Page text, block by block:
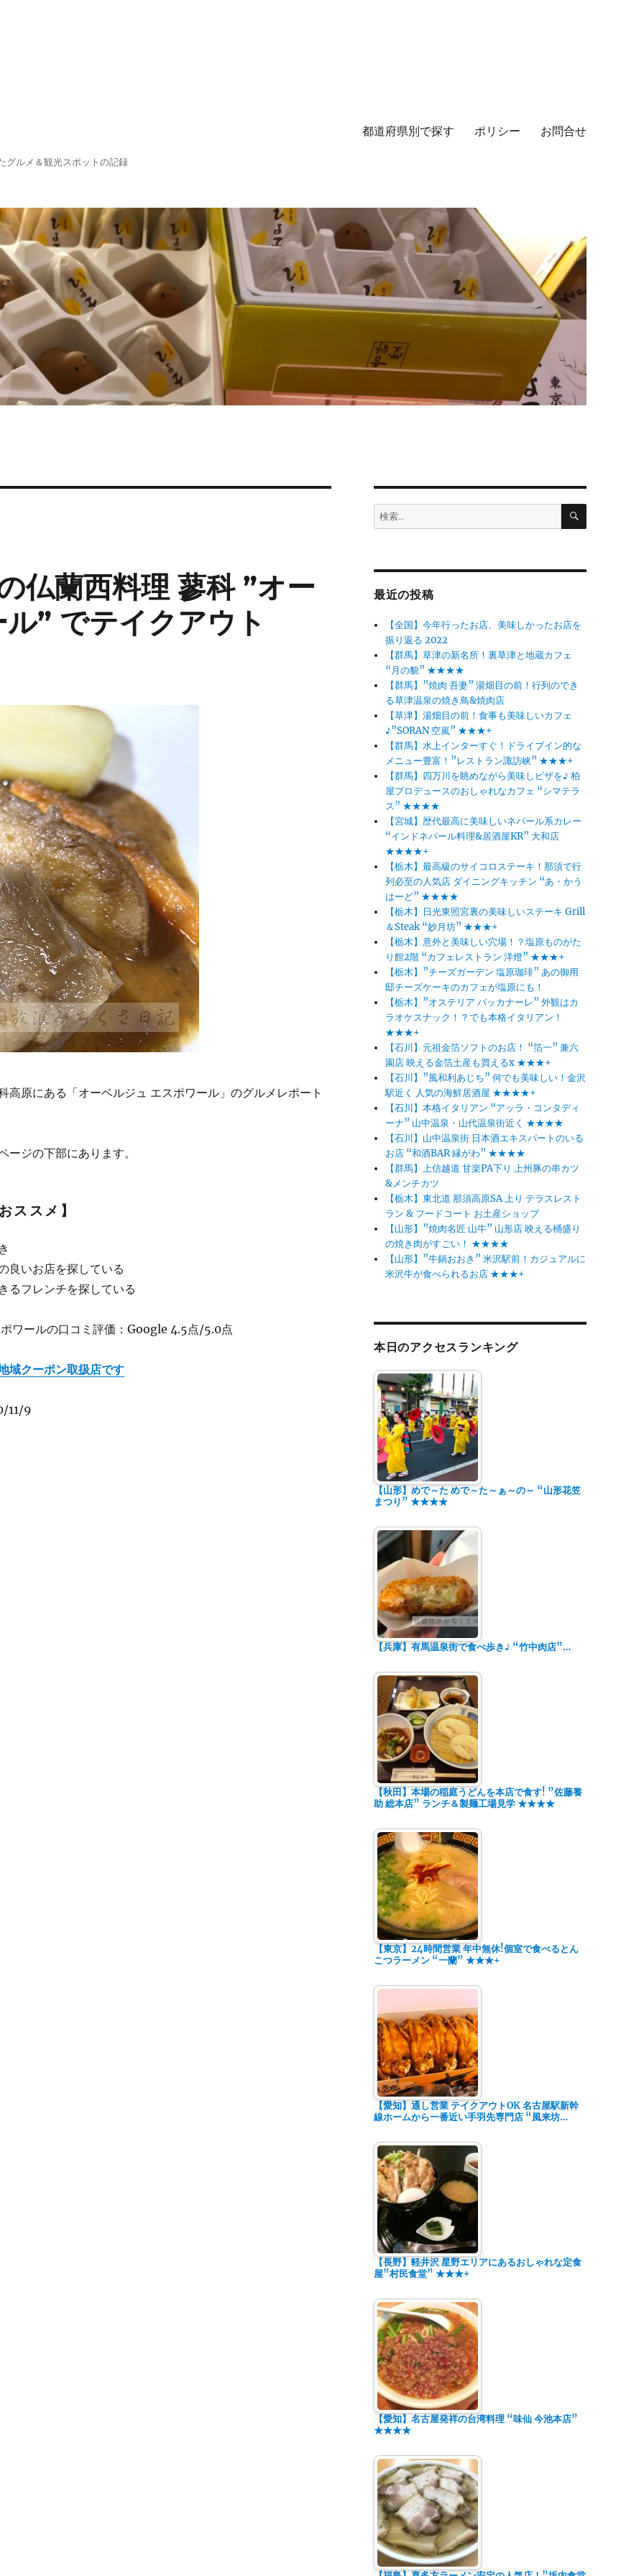
グルメ＆観光スポットの記録
都道府県別で探す ポリシー お問合せ
仏蘭西料理 蓼科 ”オー
” でテイクアウト
高原にある「オーベルジュ エスポワール」のグルメレポート
ージの下部にあります。
ススメ】
良いお店を探している
るフレンチを探している
ワールの口コミ評価：Google 4.5点/5.0点
域クーポン取扱店です
11/9
門の仏蘭西料理 蓼科 ”オーベルジュ エスポワール” でテイクアウト★★★★” の
検
索:
検
最近の投稿
【全国】今年行ったお店、美味しかったお店を
振り返る 2022
【群馬】草津の新名所！裏草津と地蔵カフェ
“月の貌” ★★★★
【群馬】”焼肉 吾妻” 湯畑目の前！行列のでき
る草津温泉の焼き鳥&焼肉店
【草津】湯畑目の前！食事も美味しいカフェ
♪”SORAN 空嵐” ★★★+
【群馬】水上インターすぐ！ドライブイン的な
メニュー豊富！”レストラン諏訪峡” ★★★+
【群馬】四万川を眺めながら美味しピザを♪ 柏
屋プロデュースのおしゃれなカフェ “シマテラ
ス” ★★★★
【宮城】歴代最高に美味しいネパール系カレー
“インドネパール料理&居酒屋KR” 大和店
★★★★+
【栃木】最高級のサイコロステーキ！那須で行
列必至の人気店 ダイニングキッチン “あ・かう
はーど” ★★★★
【栃木】日光東照宮裏の美味しいステーキ Grill
＆Steak “妙月坊” ★★★+
【栃木】意外と美味しい穴場！？塩原ものがた
り館2階 “カフェレストラン 洋燈” ★★★+
【栃木】”チーズガーデン 塩原珈琲” あの御用
邸チーズケーキのカフェが塩原にも！
【栃木】”オステリア バッカナーレ” 外観はカ
ラオケスナック！？でも本格イタリアン！
★★★+
【石川】元祖金箔ソフトのお店！ “箔一” 兼六
園店 映える金箔土産も買えるx ★★★+
【石川】”風和利あじち” 何でも美味しい！金沢
駅近く 人気の海鮮居酒屋 ★★★★+
【石川】本格イタリアン “アッラ・コンタディ
ーナ” 山中温泉・山代温泉街近く ★★★★
【石川】山中温泉街 日本酒エキスパートのいる
お店 “和酒BAR 縁がわ” ★★★★
【群馬】上信越道 甘楽PA下り 上州豚の串カツ
&メンチカツ
【栃木】東北道 那須高原SA 上り テラスレスト
ラン & フードコート お土産ショップ
【山形】”焼肉名匠 山牛” 山形店 映える桶盛り
の焼き肉がすごい！ ★★★★
【山形】”牛鍋おおき” 米沢駅前！カジュアルに
米沢牛が食べられるお店 ★★★+
本日のアクセスランキング
【山形】めで～た めで～た～ぁ～の～ “山形花笠
まつり” ★★★★
【兵庫】有馬温泉街で食べ歩き♪ “竹中肉店”…
【秋田】本場の稲庭うどんを本店で食す! ”佐藤養
助 総本店” ランチ＆製麺工場見学 ★★★★
【東京】24時間営業 年中無休!個室で食べるとん
こつラーメン “一蘭” ★★★+
【愛知】通し営業 テイクアウトOK 名古屋駅新幹
線ホームから一番近い手羽先専門店 “風来坊…
【長野】軽井沢 星野エリアにあるおしゃれな定食
屋”村民食堂” ★★★+
【愛知】名古屋発祥の台湾料理 “味仙 今池本店”
★★★★